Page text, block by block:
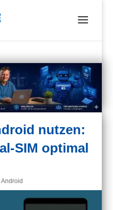
nutzen:
SIM optimal
|Android